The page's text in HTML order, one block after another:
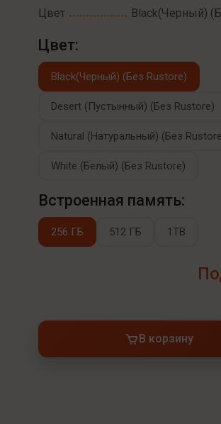
Цвет
Black(Черный)
Цвет:
Black(Черный) (Без Rustore)
Desert (Пустынный) (Без Rustore)
Natural (Натуральный) (Без
White (Белый) (Без Rustore)
Встроенная память:
256 ГБ 512 ГБ 1TB
В корзину